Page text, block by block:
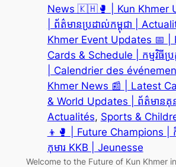
News 🇰🇭🥊 | Kun Khmer
| ព័ត៌មានប្រដាល់កម្ពុជា |
Khmer Event Updates 📅 |
Cards & Schedule | កម្មវិធីប្រ
| Calendrier des
Khmer News 📰 | Latest
& World Updates | ព័ត៌មានគុនខ្
Actualités, Sports &
👦🥊 | Future Champions |
កុមារ KKB | Jeunesse
Welcome to the Future of Kun Khmer